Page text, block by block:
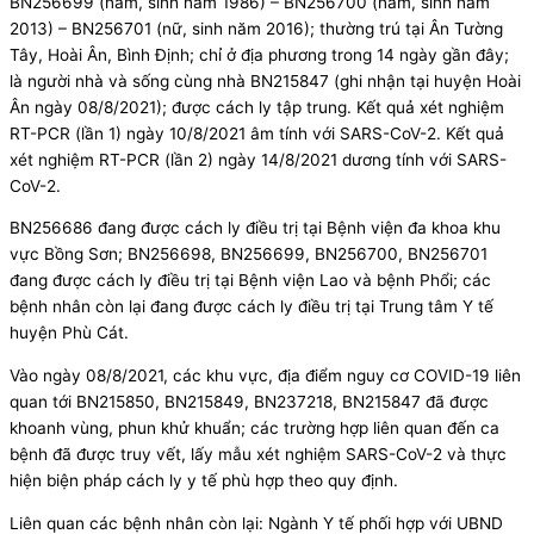
2013) – BN256701 (nữ, sinh năm 2016); thường trú tại Ân Tường
Tây, Hoài Ân, Bình Định; chỉ ở địa phương trong 14 ngày gần đây;
là người nhà và sống cùng nhà BN215847 (ghi nhận tại huyện Hoài
Ân ngày 08/8/2021); được cách ly tập trung. Kết quả xét nghiệm
RT-PCR (lần 1) ngày 10/8/2021 âm tính với SARS-CoV-2. Kết quả
xét nghiệm RT-PCR (lần 2) ngày 14/8/2021 dương tính với SARS-
CoV-2.
BN256686 đang được cách ly điều trị tại Bệnh viện đa khoa khu
vực Bồng Sơn; BN256698, BN256699, BN256700, BN256701
đang được cách ly điều trị tại Bệnh viện Lao và bệnh Phổi; các
bệnh nhân còn lại đang được cách ly điều trị tại Trung tâm Y tế
huyện Phù Cát.
Vào ngày 08/8/2021, các khu vực, địa điểm nguy cơ COVID-19 liên
quan tới BN215850, BN215849, BN237218, BN215847 đã được
khoanh vùng, phun khử khuẩn; các trường hợp liên quan đến ca
bệnh đã được truy vết, lấy mẫu xét nghiệm SARS-CoV-2 và thực
hiện biện pháp cách ly y tế phù hợp theo quy định.
Liên quan các bệnh nhân còn lại: Ngành Y tế phối hợp với UBND